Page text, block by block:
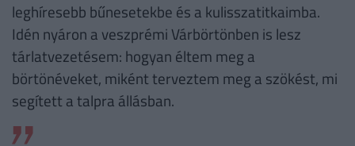
leghíresebb bűnesetekbe és a kulisszatitkaimba.
Idén nyáron a veszprémi Várbörtönben is lesz
tárlatvezetésem: hogyan éltem meg a
börtönéveket, miként terveztem meg a szökést, mi
segített a talpra állásban.